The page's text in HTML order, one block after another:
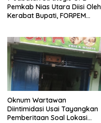
Pemkab Nias Utara Diisi Oleh
Kerabat Bupati, FORPEM
Oknum Wartawan
Diintimidasi Usai Tayangkan
Pemberitaan Soal Lokasi